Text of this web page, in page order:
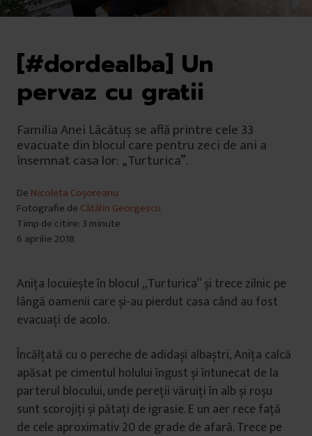
[#dordealba] Un
pervaz cu gratii
Familia Anei Lăcătuș se află printre cele 33
evacuate din blocul care pentru zeci de ani a
însemnat casa lor: „Turturica”.
De Nicoleta Coșoreanu
Fotografie de Cătălin Georgescu
Timp de citire: 3 minute
6 aprilie 2018
Anița locuiește în blocul „Turturica” și trece zilnic pe
lângă oamenii care și-au pierdut casa când au fost
evacuați de acolo.
Încălțată cu o pereche de adidași albaștri, Anița calcă
apăsat pe cimentul holului îngust și întunecat de la
parterul blocului, unde pereții văruiți în alb și roșu
sunt scorojiți și pătați de igrasie. E un aer rece față
de cele aproximativ 20 de grade de afară. Trece pe